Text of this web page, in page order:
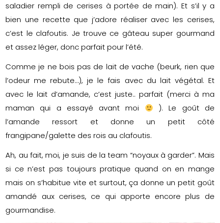
saladier rempli de cerises à portée de main). Et s’il y a
bien une recette que j’adore réaliser avec les cerises,
c’est le clafoutis. Je trouve ce gâteau super gourmand
et assez léger, donc parfait pour l’été.
Comme je ne bois pas de lait de vache (beurk, rien que
l’odeur me rebute…), je le fais avec du lait végétal. Et
avec le lait d’amande, c’est juste.. parfait (merci à ma
maman qui a essayé avant moi
). Le goût de
l’amande ressort et donne un petit côté
frangipane/galette des rois au clafoutis.
Ah, au fait, moi, je suis de la team “noyaux à garder”. Mais
si ce n’est pas toujours pratique quand on en mange
mais on s’habitue vite et surtout, ça donne un petit goût
amandé aux cerises, ce qui apporte encore plus de
gourmandise.